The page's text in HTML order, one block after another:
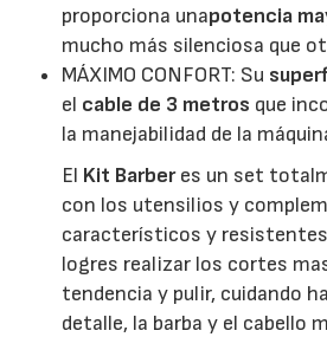
proporciona unapotencia
mucho más silenciosa que
MÁXIMO CONFORT: Su
el cable de 3 metros que
la manejabilidad de la
El Kit Barberes un set
con los utensilios y
característicos y resistentes
logres realizar los cortes
tendencia y pulir, cuidando
detalle, la barba y el cabello